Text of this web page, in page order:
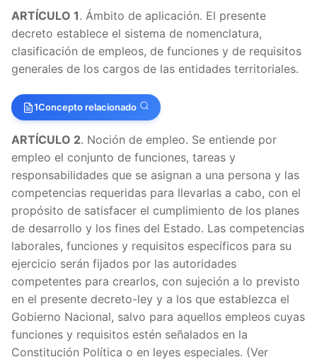
ARTÍCULO 1. Ámbito de aplicación. El presente
decreto establece el sistema de nomenclatura,
clasificación de empleos, de funciones y de requisitos
generales de los cargos de las entidades territoriales.
1Concepto relacionado
ARTÍCULO 2. Noción de empleo. Se entiende por
empleo el conjunto de funciones, tareas y
responsabilidades que se asignan a una persona y las
competencias requeridas para llevarlas a cabo, con el
propósito de satisfacer el cumplimiento de los planes
de desarrollo y los fines del Estado. Las competencias
laborales, funciones y requisitos específicos para su
ejercicio serán fijados por las autoridades
competentes para crearlos, con sujeción a lo previsto
en el presente decreto-ley y a los que establezca el
Gobierno Nacional, salvo para aquellos empleos cuyas
funciones y requisitos estén señalados en la
Constitución Política o en leyes especiales. (Ver